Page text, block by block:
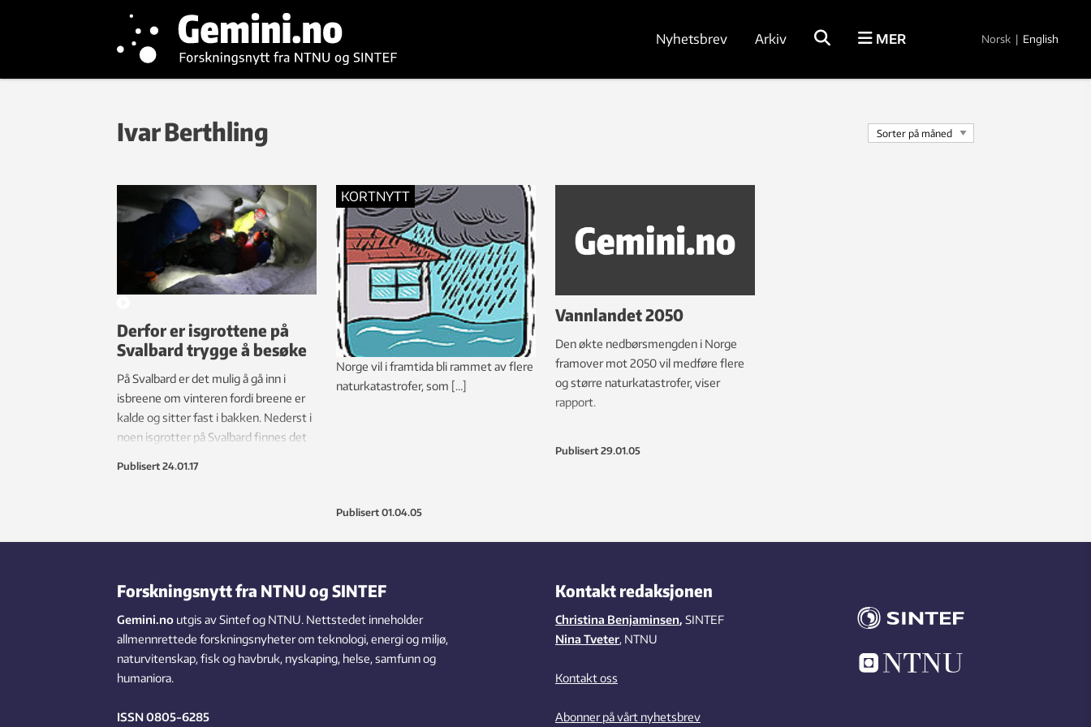
Nyhetsbrev Arkiv MER Norsk | English
Ivar Berthling
Derfor er isgrottene på
Svalbard trygge å besøke
På Svalbard er det mulig å gå inn i
isbreene om vinteren fordi breene er
kalde og sitter fast i bakken. Nederst i
noen isgrotter på Svalbard finnes det
Publisert 24.01.17
KORTNYTT
Norge vil i framtida bli rammet av flere
naturkatastrofer, som […]
Publisert 01.04.05
Vannlandet 2050
Den økte nedbørsmengden i Norge
framover mot 2050 vil medføre flere
og større naturkatastrofer, viser
rapport.
Publisert 29.01.05
Forskningsnytt fra NTNU og SINTEF
Gemini.no utgis av Sintef og NTNU. Nettstedet inneholder
allmennrettede forskningsnyheter om teknologi, energi og miljø,
naturvitenskap, fisk og havbruk, nyskaping, helse, samfunn og
humaniora.
ISSN 0805-6285
Kontakt redaksjonen
Christina Benjaminsen, SINTEF
Nina Tveter, NTNU
Kontakt oss
Abonner på vårt nyhetsbrev